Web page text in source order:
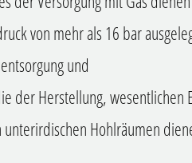
von mehr als 16 bar
und
der Herstellung, wesentlichen
Hohlräumen